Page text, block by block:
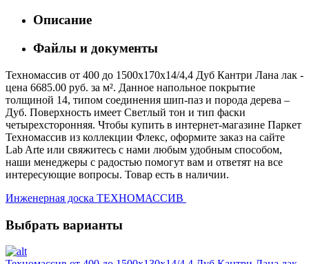
Описание
Файлы и документы
Техномассив от 400 до 1500х170х14/4,4 Дуб Кантри Лана лак -
цена 6685.00 руб. за м². Данное напольное покрытие
толщиной 14, типом соединения шип-паз и порода дерева –
Дуб. Поверхность имеет Светлый тон и тип фаски
четырехсторонняя. Чтобы купить в интернет-магазине Паркет
Техномассив из коллекции Флекс, оформите заказ на сайте
Lab Arte или свяжитесь с нами любым удобным способом,
наши менеджеры с радостью помогут вам и ответят на все
интересующие вопросы. Товар есть в наличии.
Инженерная доска ТЕХНОМАССИВ
Выбрать варианты